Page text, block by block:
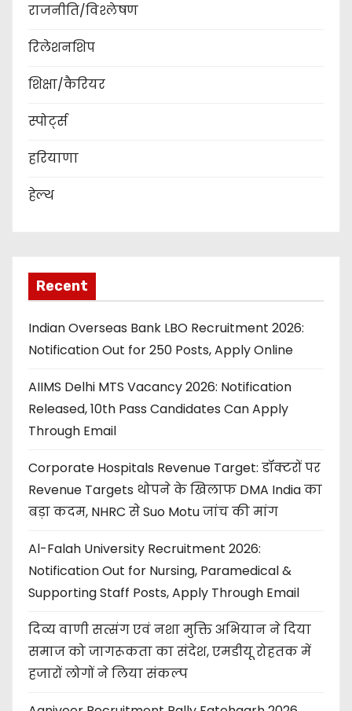
राजनीति/विश्लेषण
रिलेशनशिप
शिक्षा/कैरियर
स्पोर्ट्स
हरियाणा
हेल्थ
Recent
Indian Overseas Bank LBO Recruitment 2026:
Notification Out for 250 Posts, Apply Online
AIIMS Delhi MTS Vacancy 2026: Notification
Released, 10th Pass Candidates Can Apply
Through Email
Corporate Hospitals Revenue Target: डॉक्टरों पर
Revenue Targets थोपने के खिलाफ DMA India का
बड़ा कदम, NHRC से Suo Motu जांच की मांग
Al-Falah University Recruitment 2026:
Notification Out for Nursing, Paramedical &
Supporting Staff Posts, Apply Through Email
दिव्य वाणी सत्संग एवं नशा मुक्ति अभियान ने दिया
समाज को जागरूकता का संदेश, एमडीयू रोहतक में
हजारों लोगों ने लिया संकल्प